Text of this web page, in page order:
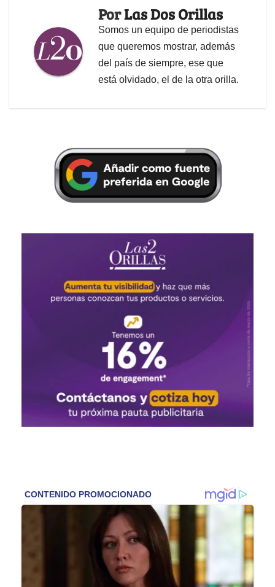
PorLas Dos Orillas
Somos un equipo de periodistas
que queremos mostrar, además
del país de siempre, ese que
está olvidado, el de la otra orilla.